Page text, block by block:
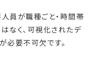
員が職種ごと・時間帯
はなく、可視化されたデ
必要不可欠です。